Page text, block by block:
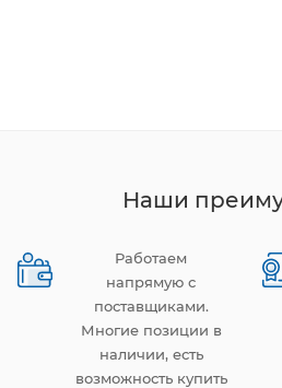
Наши
Работаем
напрямую с
поставщиками.
Многие позиции в
наличии, есть
возможность купить